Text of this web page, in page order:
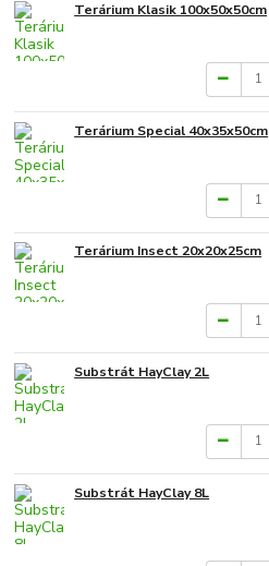
Terárium Klasik 100x50x50cm
Terárium Special 40x35x50cm
Terárium Insect 20x20x25cm
Substrát HayClay 2L
Substrát HayClay 8L